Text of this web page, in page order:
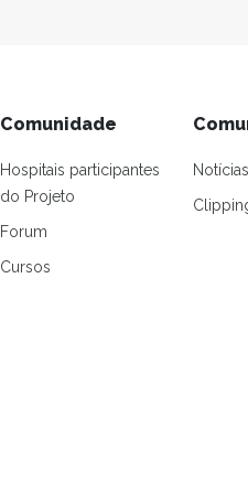
Comunidade
Hospitais participantes
do Projeto
Forum
Cursos
Notícias